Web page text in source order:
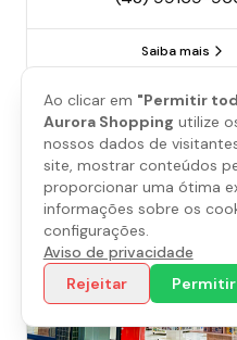
Ao clicar em "Permitir
Aurora Shopping utilize
nossos dados de
site, mostrar conteúdos
proporcionar uma ótima
informações sobre os
configurações.
Aviso de privacidade
Rejeitar
Saiba mais